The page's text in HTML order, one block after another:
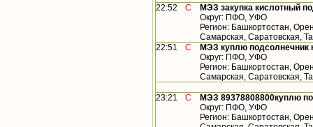
22:52 С
МЭЗ закупка кислотный
Округ: ПФО, УФО
Регион: Башкортостан,
Самарская, Саратовская,
22:51
С
МЭЗ куплю подсолнечник
Округ: ПФО, УФО
Регион: Башкортостан,
Самарская, Саратовская,
23:21 С
МЭЗ 89378808800куплю
Округ: ПФО, УФО
Регион: Башкортостан,